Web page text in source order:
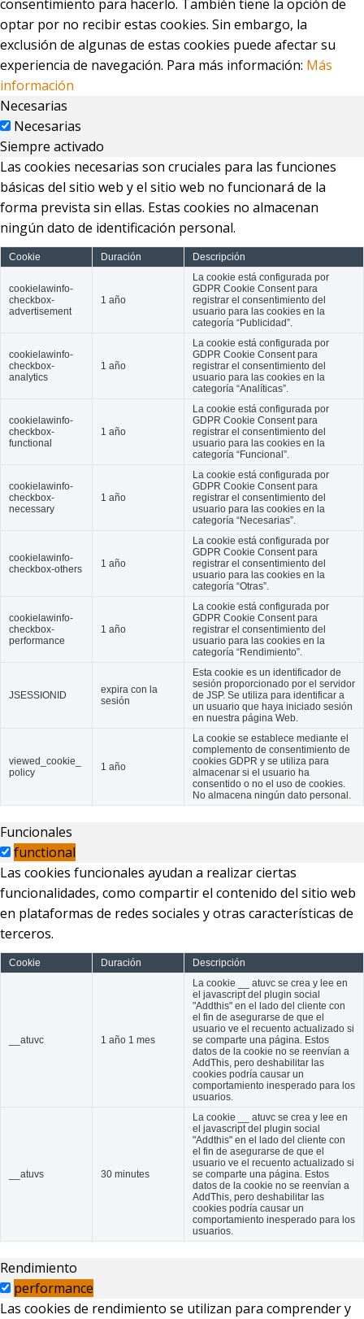
consentimiento para hacerlo. También tiene la opción de
optar por no recibir estas cookies. Sin embargo, la
exclusión de algunas de estas cookies puede afectar su
experiencia de navegación. Para más información: Más
información
Necesarias
Necesarias
Siempre activado
Las cookies necesarias son cruciales para las funciones
básicas del sitio web y el sitio web no funcionará de la
forma prevista sin ellas. Estas cookies no almacenan
ningún dato de identificación personal.
Cookie Duración Descripción
cookielawinfo-
checkbox-
advertisement
1 año
La cookie está configurada por
GDPR Cookie Consent para
registrar el consentimiento del
usuario para las cookies en la
categoría “Publicidad”.
cookielawinfo-
checkbox-
analytics
1 año
La cookie está configurada por
GDPR Cookie Consent para
registrar el consentimiento del
usuario para las cookies en la
categoría “Analíticas”.
cookielawinfo-
checkbox-
functional
1 año
La cookie está configurada por
GDPR Cookie Consent para
registrar el consentimiento del
usuario para las cookies en la
categoría “Funcional”.
cookielawinfo-
checkbox-
necessary
1 año
La cookie está configurada por
GDPR Cookie Consent para
registrar el consentimiento del
usuario para las cookies en la
categoría “Necesarias”.
cookielawinfo-
checkbox-others
1 año
La cookie está configurada por
GDPR Cookie Consent para
registrar el consentimiento del
usuario para las cookies en la
categoría “Otras”.
cookielawinfo-
checkbox-
performance
1 año
La cookie está configurada por
GDPR Cookie Consent para
registrar el consentimiento del
usuario para las cookies en la
categoría “Rendimiento”.
JSESSIONID
expira con la
sesión
Esta cookie es un identificador de
sesión proporcionado por el servidor
de JSP. Se utiliza para identificar a
un usuario que haya iniciado sesión
en nuestra página Web.
viewed_cookie_
policy
1 año
La cookie se establece mediante el
complemento de consentimiento de
cookies GDPR y se utiliza para
almacenar si el usuario ha
consentido o no el uso de cookies.
No almacena ningún dato personal.
Funcionales
functional
Las cookies funcionales ayudan a realizar ciertas
funcionalidades, como compartir el contenido del sitio web
en plataformas de redes sociales y otras características de
terceros.
Cookie Duración Descripción
__atuvc 1 año 1 mes
La cookie __ atuvc se crea y lee en
el javascript del plugin social
"Addthis" en el lado del cliente con
el fin de asegurarse de que el
usuario ve el recuento actualizado si
se comparte una página. Estos
datos de la cookie no se reenvían a
AddThis, pero deshabilitar las
cookies podría causar un
comportamiento inesperado para los
usuarios.
__atuvs 30 minutes
La cookie __ atuvc se crea y lee en
el javascript del plugin social
"Addthis" en el lado del cliente con
el fin de asegurarse de que el
usuario ve el recuento actualizado si
se comparte una página. Estos
datos de la cookie no se reenvían a
AddThis, pero deshabilitar las
cookies podría causar un
comportamiento inesperado para los
usuarios.
Rendimiento
performance
Las cookies de rendimiento se utilizan para comprender y